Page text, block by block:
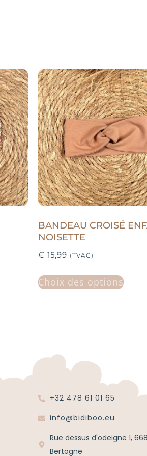
BANDEAU CROISÉ
NOISETTE
€ 15,99 (TVAC)
Choix des options
+32 478 61 01 65
info@bidiboo.eu
Rue dessus d'odeigne 1,
Bertogne